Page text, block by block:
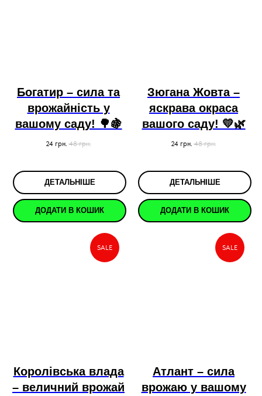
Богатир – сила та
врожайність у
вашому саду! 🌳🍇
24 грн. 48 грн.
ДЕТАЛЬНІШЕ
ДОДАТИ В КОШИК
Зюгана Жовта –
яскрава окраса
вашого саду! 💛🌿
24 грн. 48 грн.
ДЕТАЛЬНІШЕ
ДОДАТИ В КОШИК
SALE
Королівська влада
– величний врожай
SALE
Атлант – сила
врожаю у вашому